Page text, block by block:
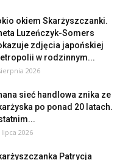
okiem Skarżyszczanki.
Luzeńczyk-Somers
zdjęcia japońskiej
w rodzinnym...
2026
sieć handlowa znika ze
po ponad 20 latach.
lipca 2026
Patrycja